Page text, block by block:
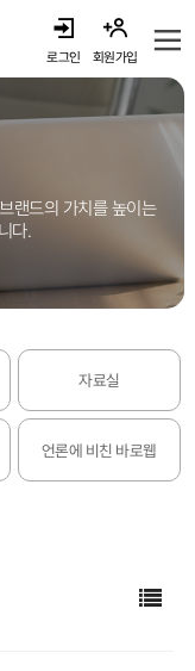
로그인 회원가입
랜드의 가치를 높이는
다.
자료실
언론에 비친 바로웹